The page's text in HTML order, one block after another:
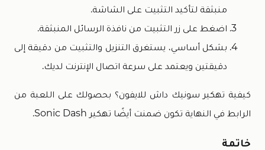
منبثقة لتأكيد التثبيت على الشاشة.
اضغط على زر التثبيت من نافذة الرسائل المنبثقة.
بشكل أساسي، يستغرق التنزيل والتثبيت من دقيقة إلى
دقيقتين ويعتمد على سرعة اتصال الإنترنت لديك.
كيفية تهكير سونيك داش للايفون؟ بحصولك على اللعبة من
الرابط في النهاية تكون ضمنت أيضًا تهكير Sonic Dash.
خاتمة